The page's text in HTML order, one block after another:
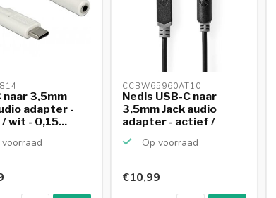
naar 3,5mm
adapter -
wit - 0,15...
voorraad
CCBW65960AT10
Nedis USB-C naar
3,5mm Jack audio
adapter - actief /
Op voorraad
€10,99